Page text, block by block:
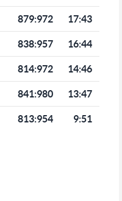
879:972 17:43
838:957 16:44
814:972 14:46
841:980 13:47
813:954 9:51